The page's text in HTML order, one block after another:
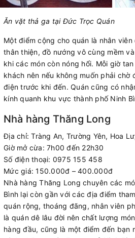
Ăn vặt thả ga tại Đức Trọc Quán
Một điểm cộng cho quán là nhân
thân thiện, đồ nướng vô cùng mềm
khi các món còn nóng hổi. Mỗi giờ
khách nên nếu không muốn phải chờ
điện trước khi đến. Quán cũng có
kính quanh khu vực thành phố Ninh
Nhà hàng Thăng Long
Địa chỉ: Tràng An, Trường Yên, Hoa
Giờ mở cừa: 7h00 đến 22h30
Số điện thoại: 0975 155 458
Mức giá: 150.000đ – 400.000đ
Nhà hàng Thăng Long chuyên các
Bình lại còn gần với các địa điểm
quán rộng, thoáng đãng, nhân viên
là quán dê lâu đời nên chất lượng
hàng đầu, cũng là một điểm đến bạn